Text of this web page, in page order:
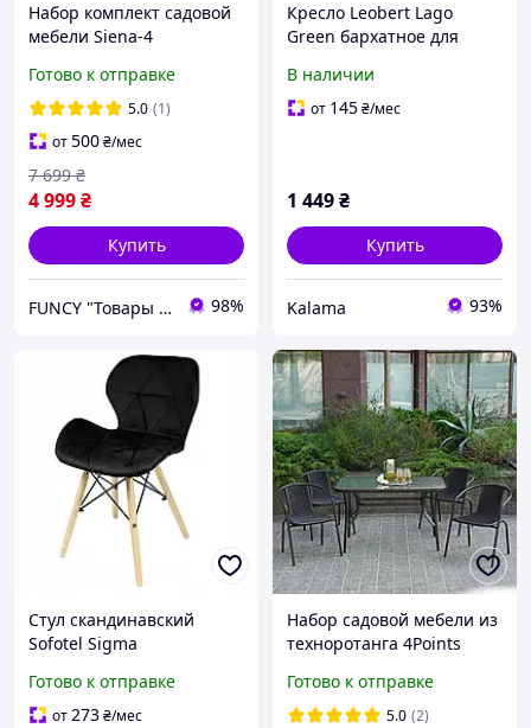
Набор комплект садовой
мебели Siena-4
стеклянной столешницей
и 4 стула из ротанга для
сада Ч
Готово к отправке
5.0 (1)
от500₴/мес
4 999₴
7 699 ₴
Купить
FUNCY "Товары для дома и активного отдыха" 98%
Кресло Leobert Lago
Green бархатное для
с колесиками зеленый
велюр
В наличии
от 145₴/мес
1 449₴
Купить
Kalama 93%
Стул скандинавский
Sofotel Sigma
кухни кафе R_2283
Готово к отправке
от273₴/мес
Набор садовой мебели из
техноротанга 4Points
и четырьмя стульями для
сада
Готово к отправке
5.0 (2)